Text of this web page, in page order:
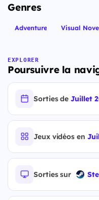
Genres
Adventure Visual
EXPLORER
Poursuivre la
Sorties deJuillet
Jeux vidéos en
Sorties sur